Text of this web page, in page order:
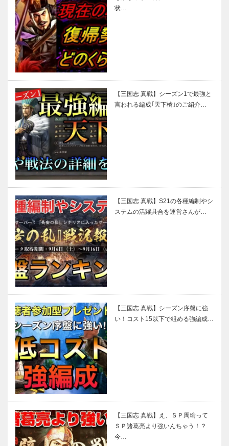
状…
【三国志 真戦】シーズン1で最強と
言われる編成｢天下槍｣のご紹介…
【三国志 真戦】S21の各種編制やシ
ステムの活躍具合を運営さんが…
【三国志 真戦】シーズン序盤に強
い！コスト15以下で組める強編成…
【三国志 真戦】え、ＳＰ周瑜って
ＳＰ諸葛亮より強いんちゃう！？
今…